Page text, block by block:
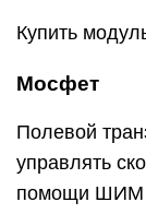
Вместо
Купить
Реле и